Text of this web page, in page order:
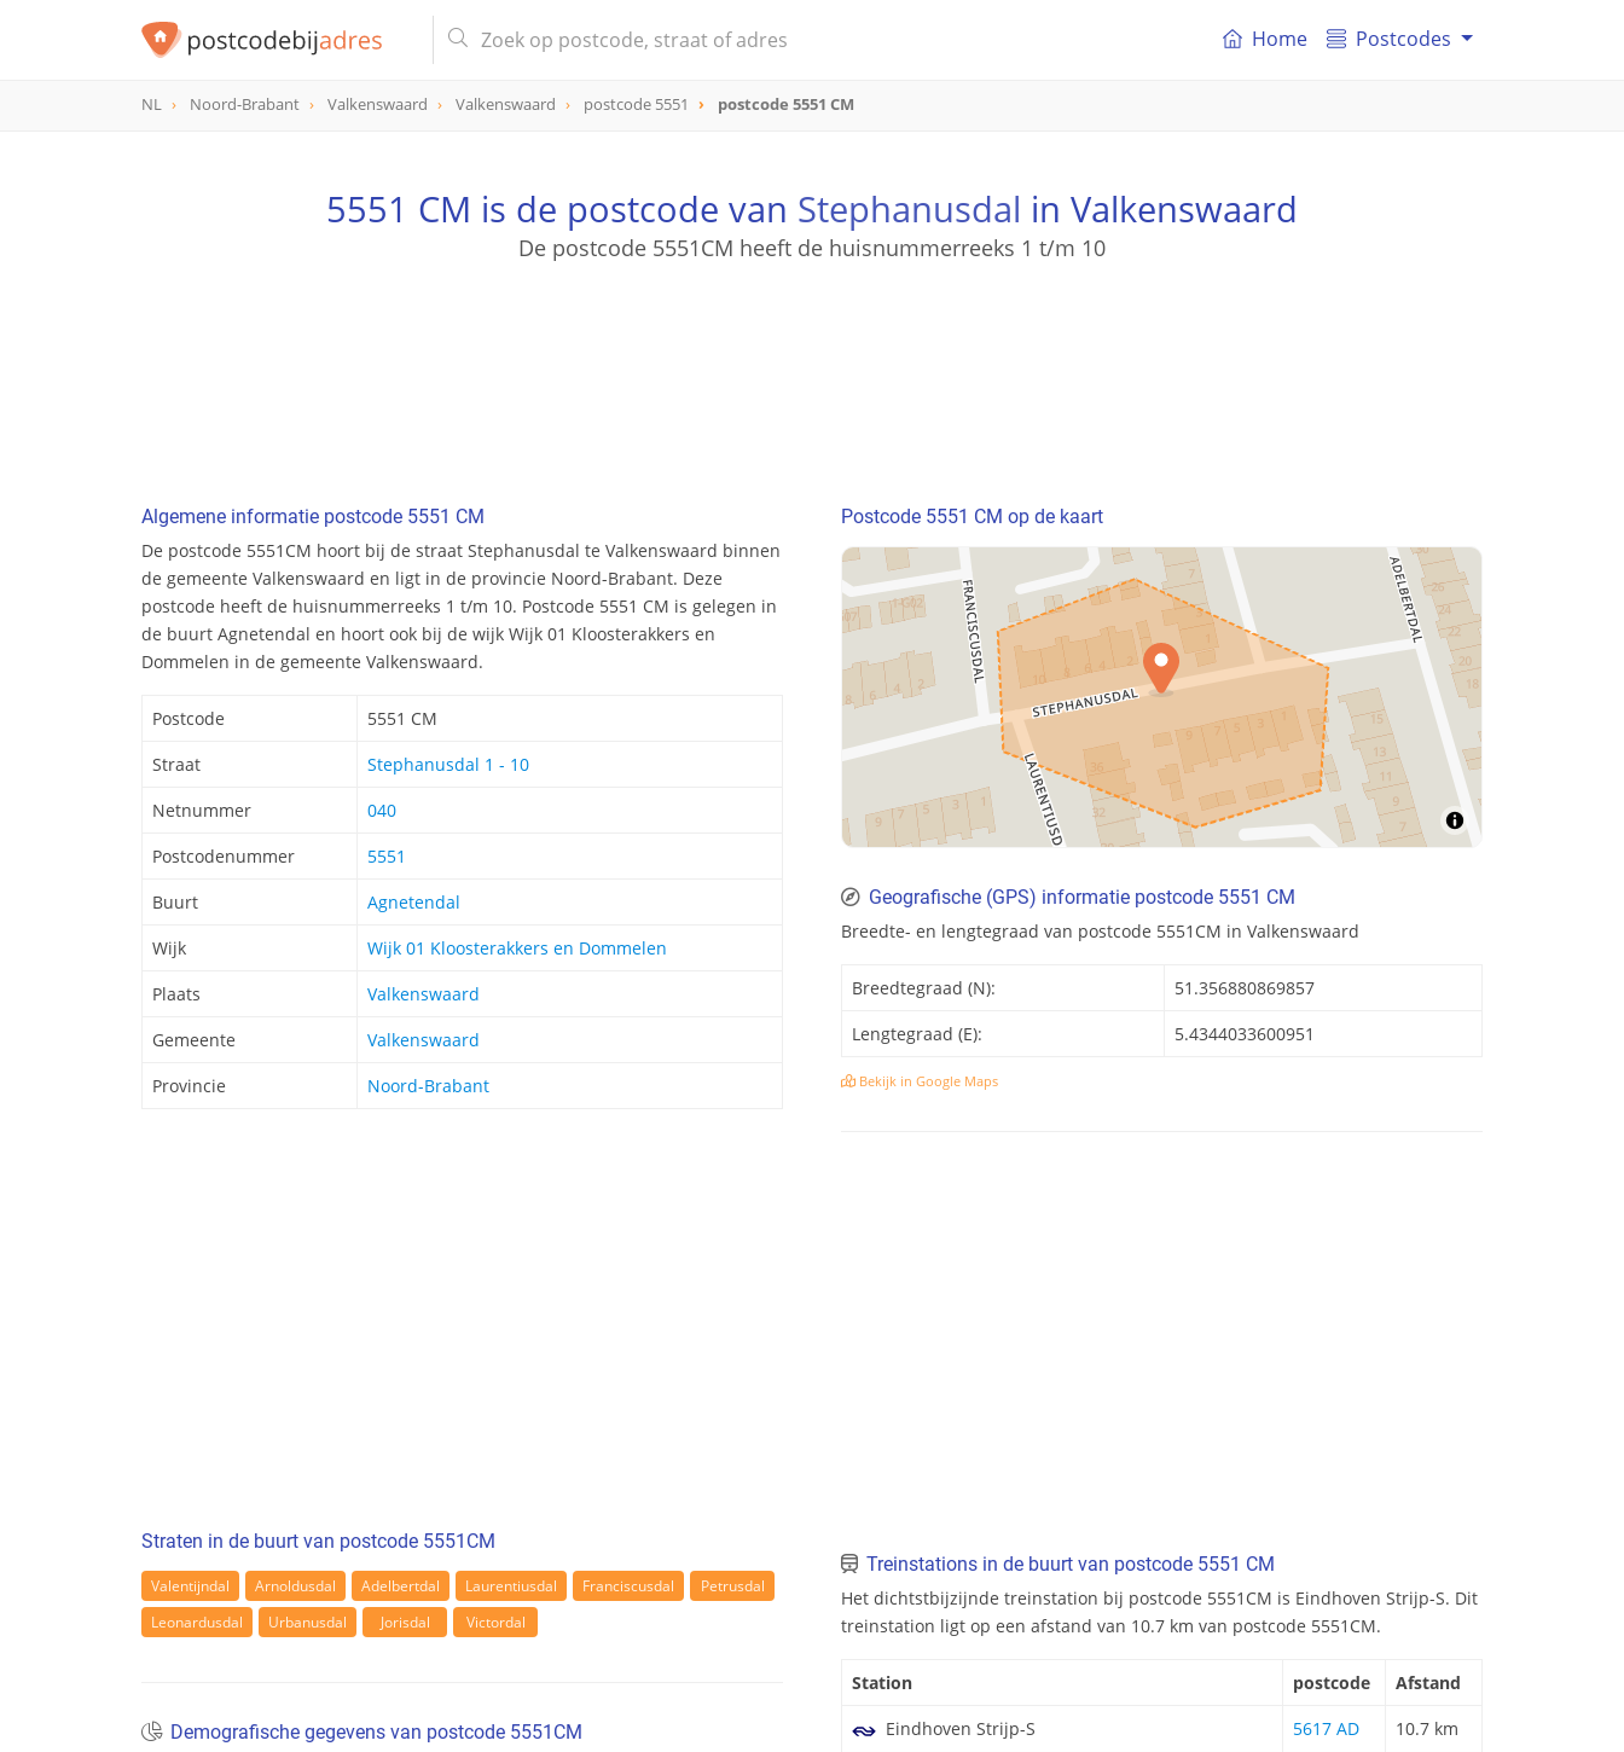
Home Postcodes
NL Noord-Brabant Valkenswaard Valkenswaard postcode 5551 postcode 5551 CM
5551 CM is de postcode van Stephanusdal in Valkenswaard
De postcode 5551CM heeft de huisnummerreeks 1 t/m 10
Algemene informatie postcode 5551 CM
De postcode 5551CM hoort bij de straat Stephanusdal te Valkenswaard binnen
de gemeente Valkenswaard en ligt in de provincie Noord-Brabant. Deze
postcode heeft de huisnummerreeks 1 t/m 10. Postcode 5551 CM is gelegen in
de buurt Agnetendal en hoort ook bij de wijk Wijk 01 Kloosterakkers en
Dommelen in de gemeente Valkenswaard.
Postcode
5551 CM
Straat
Stephanusdal 1 - 10
Netnummer
040
Postcodenummer
5551
Buurt
Agnetendal
Wijk
Wijk 01 Kloosterakkers en Dommelen
Plaats
Valkenswaard
Gemeente
Valkenswaard
Provincie
Noord-Brabant
Straten in de buurt van postcode 5551CM
Valentijndal Arnoldusdal Adelbertdal Laurentiusdal Franciscusdal
Petrusdal
Leonardusdal
Urbanusdal Jorisdal Victordal
Demografische gegevens van postcode 5551CM
Postcode 5551 CM op de kaart
Geografische (GPS) informatie postcode 5551 CM
Breedte- en lengtegraad van postcode 5551CM in Valkenswaard
Breedtegraad (N):
51.356880869857
Lengtegraad (E):
5.4344033600951
Bekijk in Google Maps
Treinstations in de buurt van postcode 5551 CM
Het dichtstbijzijnde treinstation bij postcode 5551CM is Eindhoven Strijp-S. Dit
treinstation ligt op een afstand van 10.7 km van postcode 5551CM.
Station postcode
Afstand
Eindhoven Strijp-S
5617 AD 10.7 km